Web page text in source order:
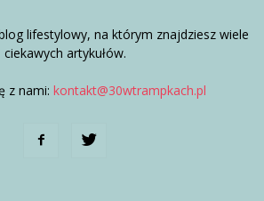
lifestylowy, na którym znajdziesz wiele
ciekawych artykułów.
z nami: kontakt@30wtrampkach.pl